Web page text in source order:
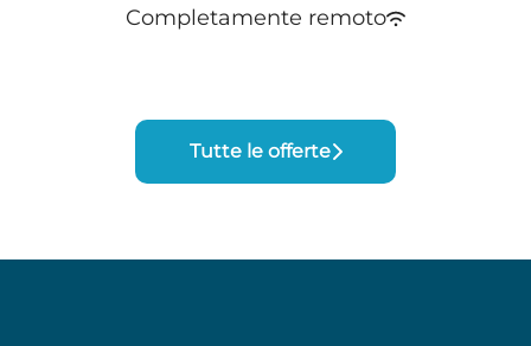
Completamente remoto
Tutte le offerte